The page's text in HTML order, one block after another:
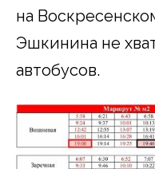
на
Эшкинина не
автобусов.